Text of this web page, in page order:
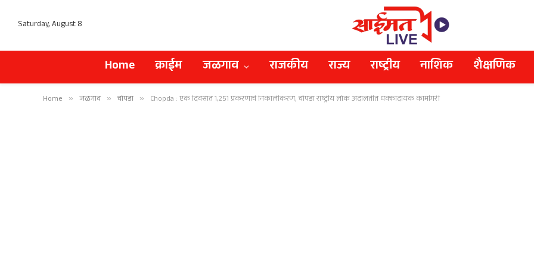
Saturday, August 8
Home क्राईम जळगाव राजकीय राज्य राष्ट्रीय नाशिक शैक्षणिक
Home » जळगाव » चोपडा » Chopda : एक दिवसात 1,251 प्रकरणांचे निकालीकरण; चोपडा राष्ट्रीय लोक अदालतीत धक्कादायक कामगिरी